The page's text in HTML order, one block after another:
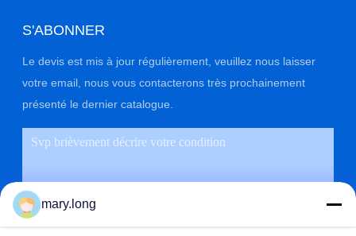
S'ABONNER
Le devis est mis à jour régulièrement, veuillez nous laisser
votre email, nous vous contacterons très prochainement
présenté le dernier catalogue.
mary.long